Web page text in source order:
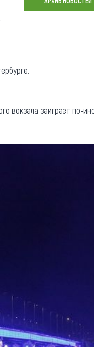
вокзала заиграет по-